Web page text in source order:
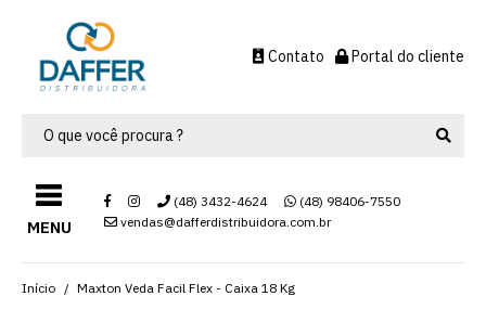
Contato Portal do cliente
MENU
(48) 3432-4624
(48) 98406-7550
vendas@dafferdistribuidora.com.br
Início Maxton Veda Facil Flex - Caixa 18 Kg